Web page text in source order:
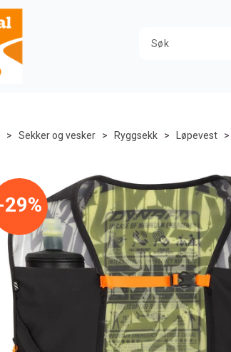
> Sekker og vesker > Ryggsekk > Løpevest >
29%